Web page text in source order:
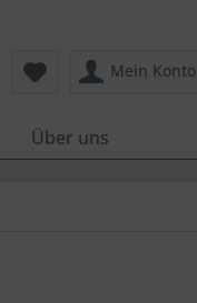
Mein Konto
Über uns